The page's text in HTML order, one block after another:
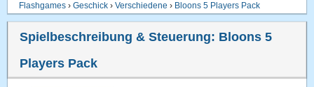
Flashgames ›Geschick ›Verschiedene › Bloons 5 Players Pack
Spielbeschreibung & Steuerung: Bloons 5
Players Pack